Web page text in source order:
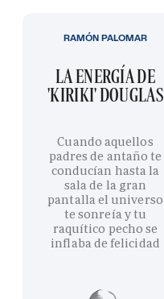
LA ENERGÍA DE
'KIRIKI' DOUGLAS
Cuando aquellos
padres de antaño te
conducían hasta la
sala de la gran
pantalla el universo
te sonreía y tu
raquítico pecho se
inflaba de felicidad
RAMÓN PALOMAR